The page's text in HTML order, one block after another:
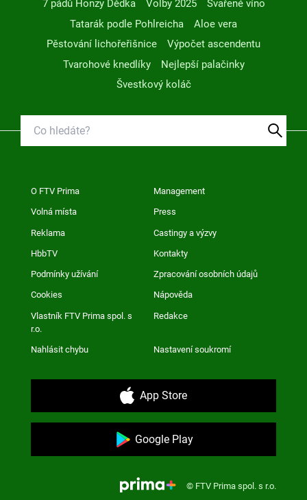
7 pádů Honzy Dědka
Volby 2025
Svařené víno
Tatarák podle Pohlreicha
Aloe vera
Pěstování lichořeřišnice
Výpočet ascendentu
Tvarohové knedlíky
Nejlepší palačinky
Švestkový koláč
O FTV Prima Management
Volná místa Press
Reklama Castingy a výzvy
HbbTV Kontakty
Podmínky užívání Zpracování osobních údajů
Cookies Nápověda
Vlastník FTV Prima spol. s
r.o.
Redakce
Nahlásit chybu Nastavení soukromí
App Store
Google Play
© FTV Prima spol. s r.o.